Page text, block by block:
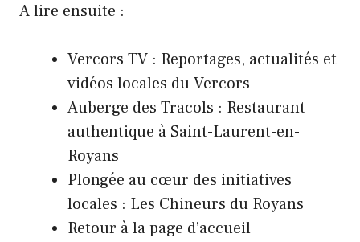
A lire ensuite :
Vercors TV : Reportages, actualités et
vidéos locales du Vercors
Auberge des Tracols : Restaurant
authentique à Saint-Laurent-en-
Royans
Plongée au cœur des initiatives
locales : Les Chineurs du Royans
Retour à la page d’accueil